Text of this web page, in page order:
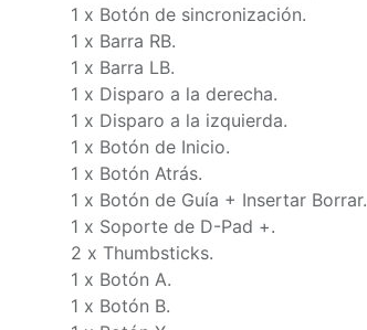
1 x Botón de sincronización.
1 x Barra RB.
1 x Barra LB.
1 x Disparo a la derecha.
1 x Disparo a la izquierda.
1 x Botón de Inicio.
1 x Botón Atrás.
1 x Botón de Guía + Insertar Borrar.
1 x Soporte de D-Pad +.
2 x Thumbsticks.
1 x Botón A.
1 x Botón B.